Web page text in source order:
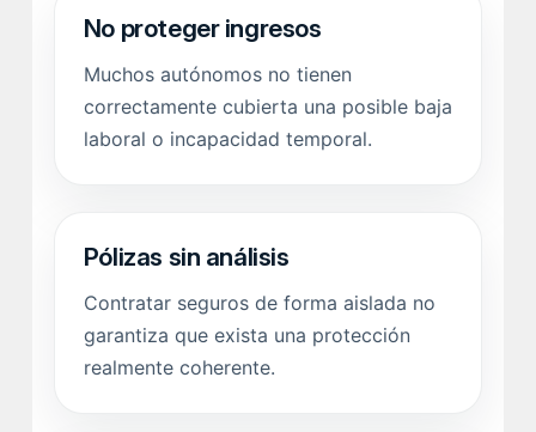
No proteger ingresos
Muchos autónomos no tienen
correctamente cubierta una posible baja
laboral o incapacidad temporal.
Pólizas sin análisis
Contratar seguros de forma aislada no
garantiza que exista una protección
realmente coherente.